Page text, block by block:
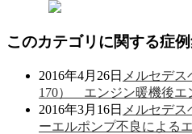
このカテゴリに関する症
2016年4月26日 メルセデス
170） エンジン暖機後エ
2016年3月16日 メルセデ
ーエルポンプ不良による